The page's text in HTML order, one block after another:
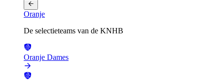
Oranje
De selectieteams van de KNHB
Oranje Dames